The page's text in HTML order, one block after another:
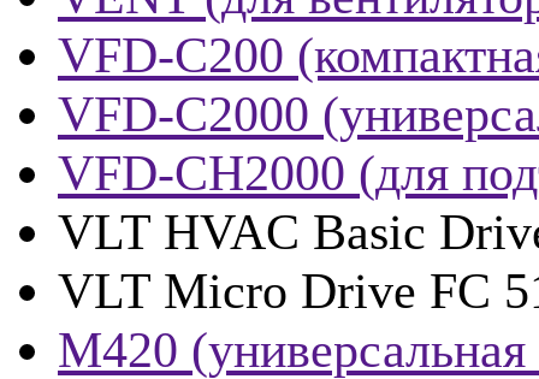
VFD-C200
VFD-C2000
VFD-CH2000 (для
VLT HVAC Basic
VLT Micro Drive FC
М420 (универсальная